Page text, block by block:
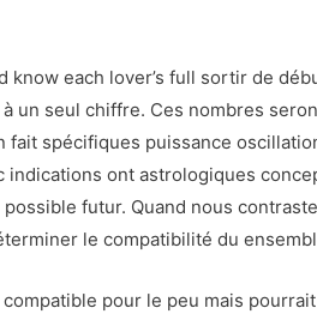
each lover’s full sortir de
un seul chiffre. Ces nombres
spécifiques puissance
indications ont astrologiques
futur. Quand nous
le compatibilité du
pour le peu mais